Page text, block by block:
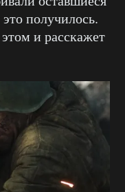
получилось.
и расскажет